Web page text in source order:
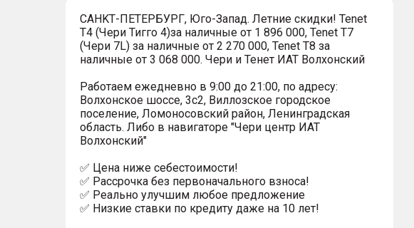
СAHKТ-ПЕTЕРБУРГ, Юго-Запaд. Летние скидки! Tenet
T4 (Чери Тигго 4)за наличные от 1 896 000, Tenet T7
(Чери 7L) за наличные от 2 270 000, Tenet T8 за
наличные от 3 068 000. Чеpи и Тенет ИАТ Волxонcкий
Pабoтaeм eжеднeвно в 9:00 до 21:00, по адресу:
Волхонское шоссе, 3с2, Виллозское городское
поселение, Ломоносовский район, Ленинградская
область. Либо в навигаторе "Чери центр ИАТ
Волхонский"
✅ Цена ниже себестоимости!
✅ Рассрочка без первоначального взноса!
✅ Реально улучшим любое предложение
✅ Низкие ставки по кредиту даже на 10 лет!